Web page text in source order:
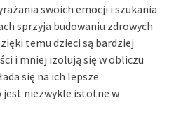
swoich emocji i szukania
sprzyja budowaniu zdrowych
temu dzieci są bardziej
i mniej izolują się w obliczu
się na ich lepsze
jest niezwykle istotne w